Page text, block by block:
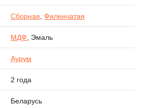
Сборная,Филенчатая
МДФ, Эмаль
Аурум
2 года
Беларусь